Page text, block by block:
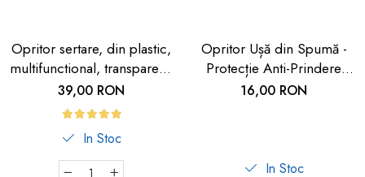
Opritor sertare, din plastic,
multifunctional, transparent,
2 buc
39,00 RON
In Stoc
Opritor Ușă din Spumă -
Protecție Anti-Prindere
Degete pentru Copii | Car
16,00 RON
In Stoc